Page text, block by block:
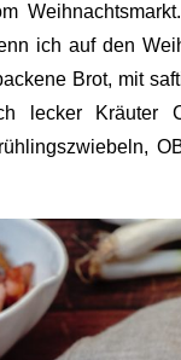
ich auf den
Brot, mit
lecker Kräuter